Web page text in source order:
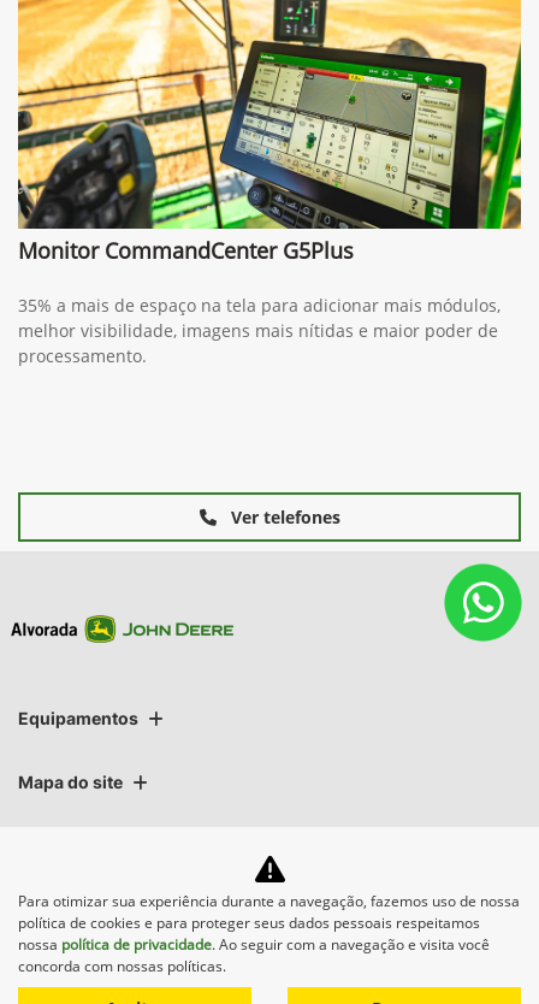
Monitor CommandCenter G5Plus
35% a mais de espaço na tela para adicionar mais módulos,
melhor visibilidade, imagens mais nítidas e maior poder de
processamento.
Ver telefones
Equipamentos
Mapa do site
Alvorada Sistemas Agrícolas Ltda.
CNPJ: 89.122.972/0012-15
Para otimizar sua experiência durante a navegação, fazemos uso de nossa
política de cookies e para proteger seus dados pessoais respeitamos
nossa política de privacidade. Ao seguir com a navegação e visita você
concorda com nossas políticas.